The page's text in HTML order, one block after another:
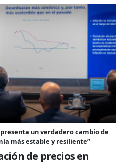
un verdadero cambio de
más estable y resiliente”
de precios en